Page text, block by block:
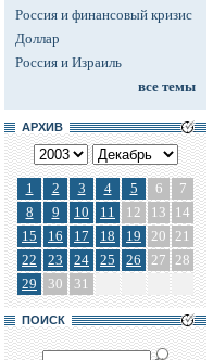
Россия и финансовый кризис
Доллар
Россия и Израиль
все темы
АРХИВ
1 2 3 4 5 6
7
8
9 10 11 12 13
14
15
16 17 18 19 20 21
22
23 24 25 26 27 28
29
30 31
ПОИСК